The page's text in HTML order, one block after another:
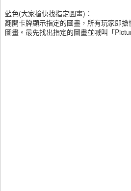
藍色(大家搶快找指定圖畫)：
翻開卡牌顯示指定的圖畫，所有玩家即
圖畫。最先找出指定的圖畫並喊叫「